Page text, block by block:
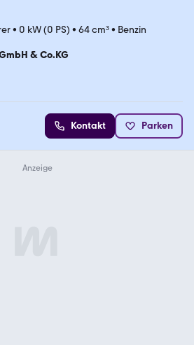
• 0 kW (0 PS) • 64 cm³• Benzin
& Co.KG
Kontakt Parken